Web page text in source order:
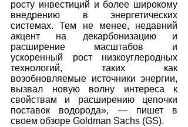
росту инвестиций и более широкому
внедрению в энергетических
системах. Тем не менее, недавний
акцент на декарбонизацию и
расширение масштабов и
ускоренный рост низкоуглеродных
технологий, таких как
возобновляемые источники энергии,
вызвал новую волну интереса к
свойствам и расширению цепочки
поставок водорода», — пишет в
своем обзоре Goldman Sachs (GS).